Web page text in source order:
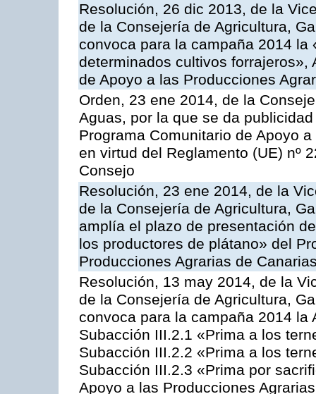
Resolución, 26 dic 2013, de la
de la Consejería de Agricultura,
convoca para la campaña 2014 la
determinados cultivos forrajeros»,
de Apoyo a las Producciones
Orden, 23 ene 2014, de la
Aguas, por la que se da
Programa Comunitario de Apoyo
en virtud del Reglamento (UE) nº
Consejo
Resolución, 23 ene 2014, de la
de la Consejería de Agricultura,
amplía el plazo de presentación
los productores de plátano» del
Producciones Agrarias de
Resolución, 13 may 2014, de la
de la Consejería de Agricultura,
convoca para la campaña 2014
Subacción III.2.1 «Prima a los
Subacción III.2.2 «Prima a los
Subacción III.2.3 «Prima por
Apoyo a las Producciones